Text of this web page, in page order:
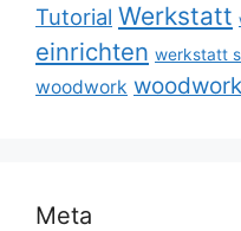
Tutorial Werkstatt
einrichten werkstatt
woodwork
Meta